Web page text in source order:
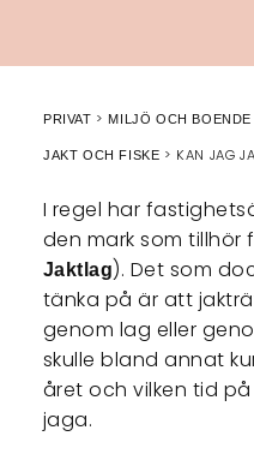
PRIVAT MILJÖ OCH BOENDE
JAKT OCH FISKE KAN JAG
I regel har
den mark som tillhör
Jaktlag). Det som
tänka på är att
genom lag eller
skulle bland annat
året och vilken tid
jaga.